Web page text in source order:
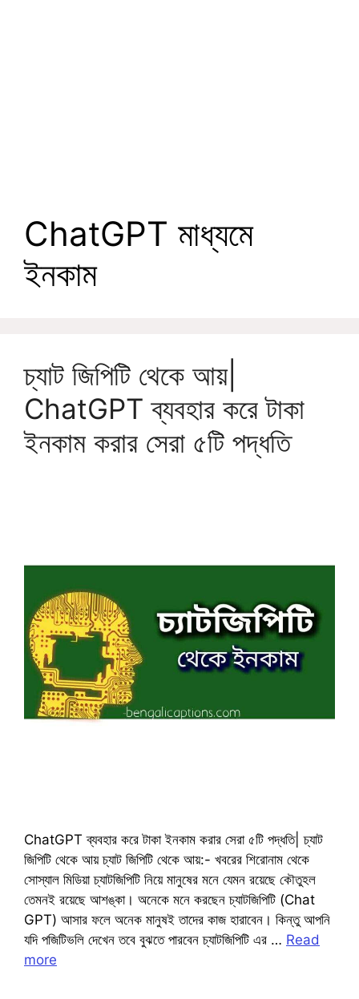
ChatGPT মাধ্যমে
ইনকাম
চ্যাট জিপিটি থেকে আয়|
ChatGPT ব্যবহার করে টাকা
ইনকাম করার সেরা ৫টি পদ্ধতি
ChatGPT ব্যবহার করে টাকা ইনকাম করার সেরা ৫টি পদ্ধতি| চ্যাট
জিপিটি থেকে আয় চ্যাট জিপিটি থেকে আয়:- খবরের শিরোনাম থেকে
সোস্যাল মিডিয়া চ্যাটজিপিটি নিয়ে মানুষের মনে যেমন রয়েছে কৌতুহল
তেমনই রয়েছে আশঙ্কা। অনেকে মনে করছেন চ্যাটজিপিটি (Chat
GPT) আসার ফলে অনেক মানুষই তাদের কাজ হারাবেন। কিন্তু আপনি
যদি পজিটিভলি দেখেন তবে বুঝতে পারবেন চ্যাটজিপিটি এর … Read
more